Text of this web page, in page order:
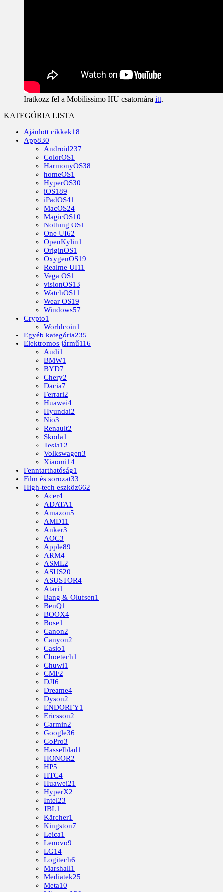
Iratkozz fel a Mobilissimo HU csatornára itt.
KATEGÓRIA LISTA
Ajánlott cikkek18
App830
Android237
ColorOS1
HarmonyOS38
homeOS1
HyperOS30
iOS189
iPadOS41
MacOS24
MagicOS10
Nothing OS1
One UI62
OpenKylin1
OriginOS1
OxygenOS19
Realme UI11
Vega OS1
visionOS13
WatchOS11
Wear OS19
Windows57
Crypto1
Worldcoin1
Egyéb kategória235
Elektromos jármű116
Audi1
BMW1
BYD7
Chery2
Dacia7
Ferrari2
Huawei4
Hyundai2
Nio3
Renault2
Skoda1
Tesla12
Volkswagen3
Xiaomi14
Fenntarthatóság1
Film és sorozat33
High-tech eszköz662
Acer4
ADATA1
Amazon5
AMD11
Anker3
AOC3
Apple89
ARM4
ASML2
ASUS20
ASUSTOR4
Atari1
Bang & Olufsen1
BenQ1
BOOX4
Bose1
Canon2
Canyon2
Casio1
Choetech1
Chuwi1
CMF2
DJI6
Dreame4
Dyson2
ENDORFY1
Ericsson2
Garmin2
Google36
GoPro3
Hasselblad1
HONOR2
HP5
HTC4
Huawei21
HyperX2
Intel23
JBL1
Kärcher1
Kingston7
Leica1
Lenovo9
LG14
Logitech6
Marshall1
Mediatek25
Meta10